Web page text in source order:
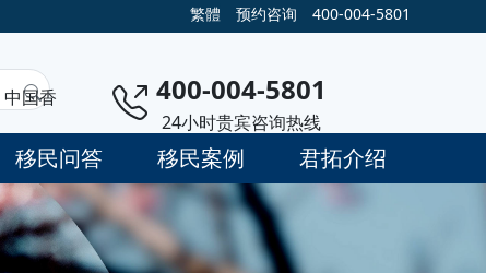
繁體 预约咨询 400-004-5801
中国香
400-004-5801
24小时贵宾咨询热线
移民问答 移民案例 君拓介绍